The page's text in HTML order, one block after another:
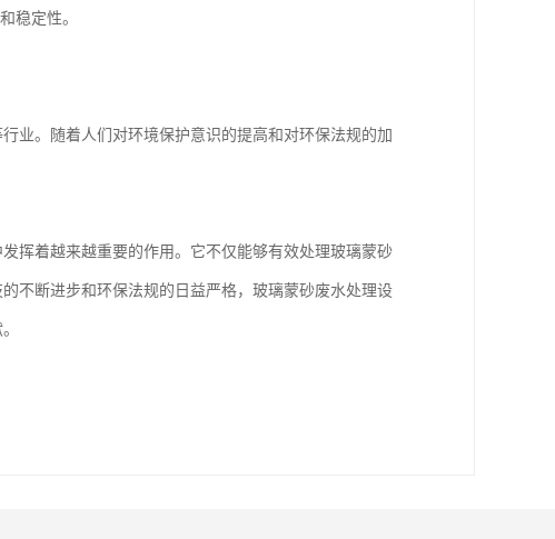
稳定性。
业。随着人们对环境保护意识的提高和对环保法规的加
挥着越来越重要的作用。它不仅能够有效处理玻璃蒙砂
不断进步和环保法规的日益严格，玻璃蒙砂废水处理设